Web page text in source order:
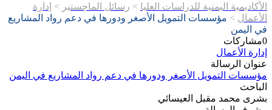
الأكاديمية اليمنية للدراسات العليا > رسائل الماجستير > إدارة
الأعمال > مؤسسات التمويل الأصغر ودورها في دعم رواد المشاريع
في اليمن
0مشاركات
إدارة الأعمال
عنوان الرسالة
مؤسسات التمويل الأصغر ودورها في دعم رواد المشاريع في اليمن
الباحث
بشرى محمد مقبل العيسائي